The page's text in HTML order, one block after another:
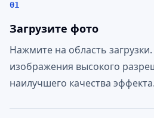
01
Загрузите фото
Нажмите на область
изображения высокого
наилучшего качества эффекта.